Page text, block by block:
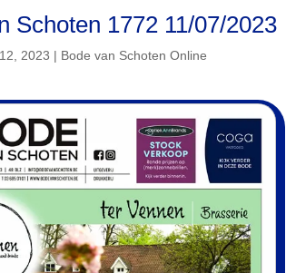
Schoten 1772 11/07/2023
2023 | Bode van Schoten Online